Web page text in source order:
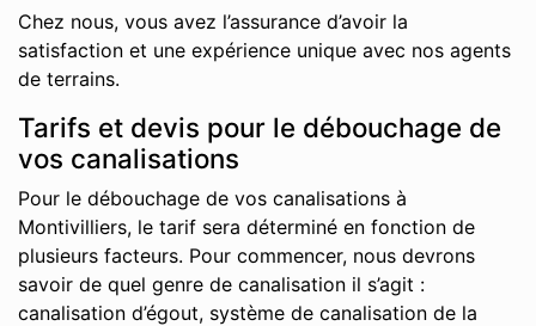
Chez nous, vous avez l’assurance d’avoir la
satisfaction et une expérience unique avec nos agents
de terrains.
Tarifs et devis pour le débouchage de
vos canalisations
Pour le débouchage de vos canalisations à
Montivilliers, le tarif sera déterminé en fonction de
plusieurs facteurs. Pour commencer, nous devrons
savoir de quel genre de canalisation il s’agit :
canalisation d’égout, système de canalisation de la